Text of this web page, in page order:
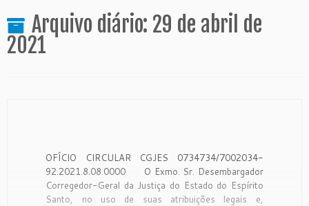
Arquivo diário: 29 de abril de
2021
OFÍCIO CIRCULAR CGJES 0734734/7002034-
92.2021.8.08.0000 O Exmo. Sr. Desembargador
Corregedor-Geral da Justiça do Estado do Espírito
Santo, no uso de suas atribuições legais e,